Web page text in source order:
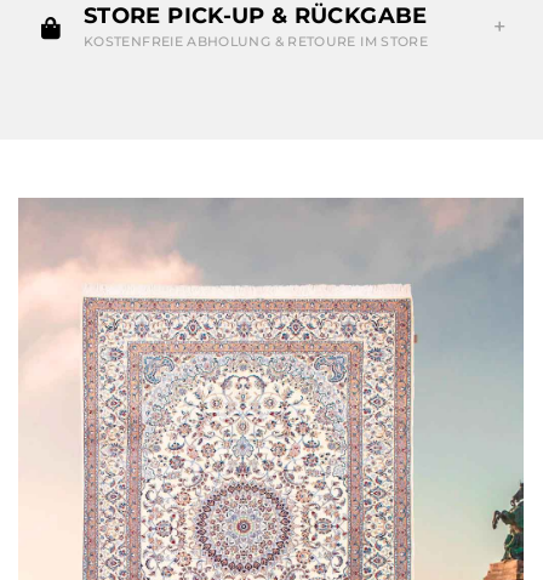
STORE PICK-UP & RÜCKGABE
KOSTENFREIE ABHOLUNG & RETOURE IM STORE